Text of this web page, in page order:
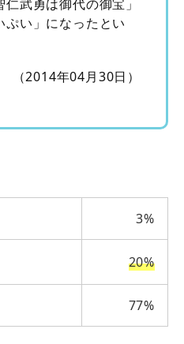
武勇は御代の御宝」
い」になったとい
（2014年04月30日）
3%
20%
77%